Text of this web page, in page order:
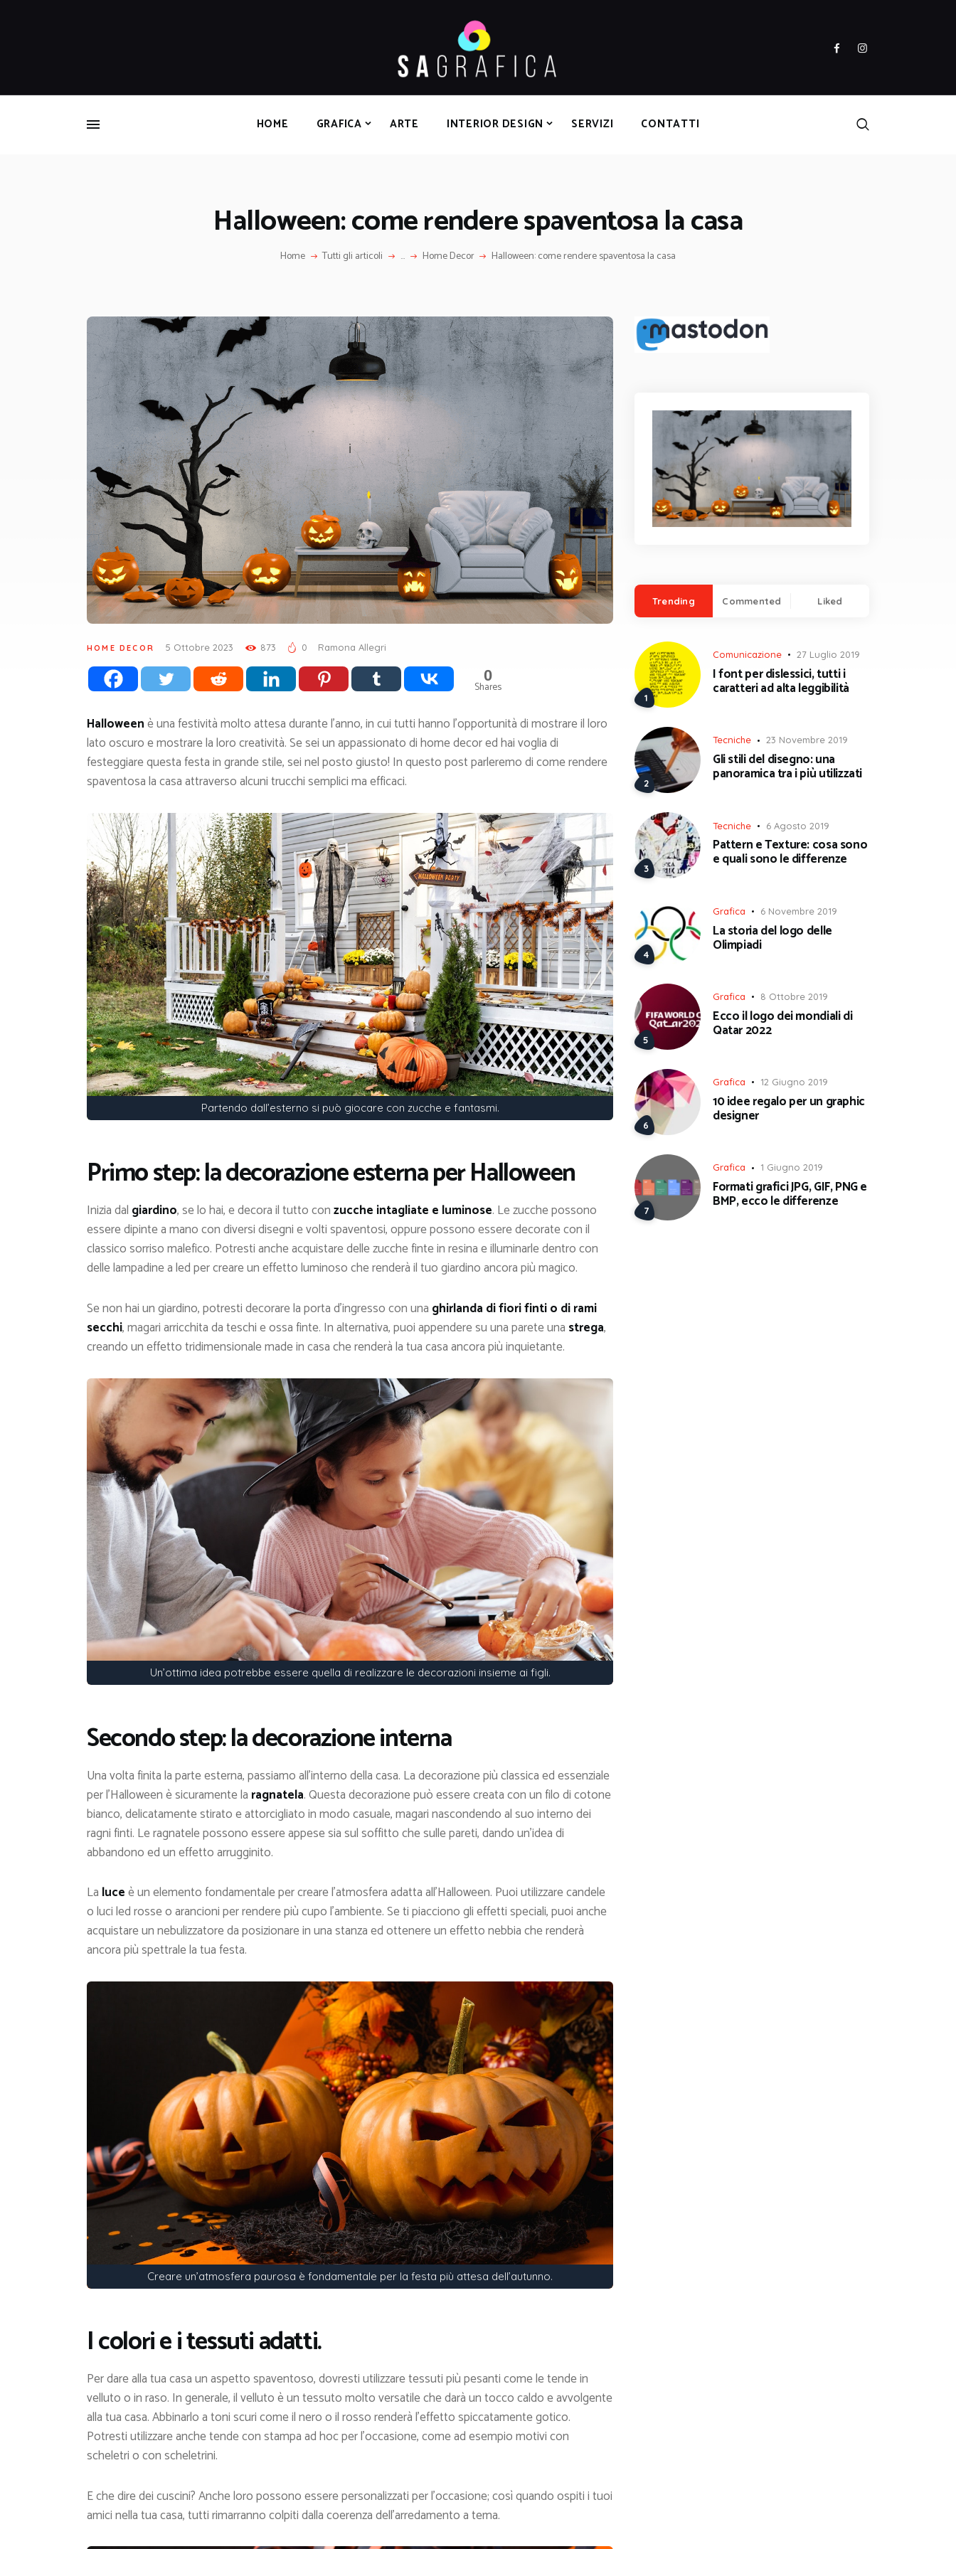
HOME GRAFICA ARTE INTERIOR DESIGN SERVIZI CONTATTI
Halloween: come rendere spaventosa la casa
Home Tutti gli articoli ... Home Decor Halloween: come rendere spaventosa la casa
INTERIOR DESIGN
SERVIZI
HOME DECOR 5 Ottobre 2023 873 0 Ramona Allegri
0
Shares
Halloweenè una festività molto attesa durante l’anno, in cui tutti hanno l’opportunità di mostrare il loro
lato oscuro e mostrare la loro creatività. Se sei un appassionato di home decor ed hai voglia di
festeggiare questa festa in grande stile, sei nel posto giusto! In questo post parleremo di come rendere
spaventosa la casa attraverso alcuni trucchi semplici ma efficaci.
Partendo dall’esterno si può giocare con zucche e fantasmi.
Primo step: la decorazione esterna per Halloween
Inizia dal giardino, se lo hai, e decora il tutto conzucche intagliate e luminose. Le zucche possono
essere dipinte a mano con diversi disegni e volti spaventosi, oppure possono essere decorate con il
classico sorriso malefico. Potresti anche acquistare delle zucche finte in resina e illuminarle dentro con
delle lampadine a led per creare un effetto luminoso che renderà il tuo giardino ancora più magico.
Se non hai un giardino, potresti decorare la porta d’ingresso con una ghirlanda di fiori finti o di rami
secchi, magari arricchita da teschi e ossa finte. In alternativa, puoi appendere su una parete una strega,
creando un effetto tridimensionale made in casa che renderà la tua casa ancora più inquietante.
Un’ottima idea potrebbe essere quella di realizzare le decorazioni insieme ai figli.
Secondo step: la decorazione interna
Una volta finita la parte esterna, passiamo all’interno della casa. La decorazione più classica ed essenziale
per l’Halloween è sicuramente la ragnatela. Questa decorazione può essere creata con un filo di cotone
bianco, delicatamente stirato e attorcigliato in modo casuale, magari nascondendo al suo interno dei
ragni finti. Le ragnatele possono essere appese sia sul soffitto che sulle pareti, dando un’idea di
abbandono ed un effetto arrugginito.
La luceè un elemento fondamentale per creare l’atmosfera adatta all’Halloween. Puoi utilizzare candele
o luci led rosse o arancioni per rendere più cupo l’ambiente. Se ti piacciono gli effetti speciali, puoi anche
acquistare un nebulizzatore da posizionare in una stanza ed ottenere un effetto nebbia che renderà
ancora più spettrale la tua festa.
Creare un’atmosfera paurosa è fondamentale per la festa più attesa dell’autunno.
I colori e i tessuti adatti.
Per dare alla tua casa un aspetto spaventoso, dovresti utilizzare tessuti più pesanti come le tende in
velluto o in raso. In generale, il velluto è un tessuto molto versatile che darà un tocco caldo e avvolgente
alla tua casa. Abbinarlo a toni scuri come il nero o il rosso renderà l’effetto spiccatamente gotico.
Potresti utilizzare anche tende con stampa ad hoc per l’occasione, come ad esempio motivi con
scheletri o con scheletrini.
E che dire dei cuscini? Anche loro possono essere personalizzati per l’occasione; così quando ospiti i tuoi
amici nella tua casa, tutti rimarranno colpiti dalla coerenza dell’arredamento a tema.
Trending Commented Liked
Comunicazione 27 Luglio 2019
I font per dislessici, tutti i
caratteri ad alta leggibilità
Tecniche 23 Novembre 2019
Gli stili del disegno: una
panoramica tra i più utilizzati
Tecniche 6 Agosto 2019
Pattern e Texture: cosa sono
e quali sono le differenze
Grafica 6 Novembre 2019
La storia del logo delle
Olimpiadi
Grafica 8 Ottobre 2019
Ecco il logo dei mondiali di
Qatar 2022
Grafica 12 Giugno 2019
10 idee regalo per un graphic
designer
Grafica 1 Giugno 2019
Formati grafici JPG, GIF, PNG e
BMP, ecco le differenze